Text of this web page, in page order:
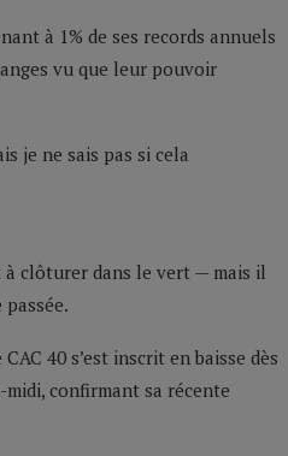
à 1% de ses records annuels
vu que leur pouvoir
je ne sais pas si cela
à clôturer dans le vert — mais il
40 s’est inscrit en baisse dès
confirmant sa récente